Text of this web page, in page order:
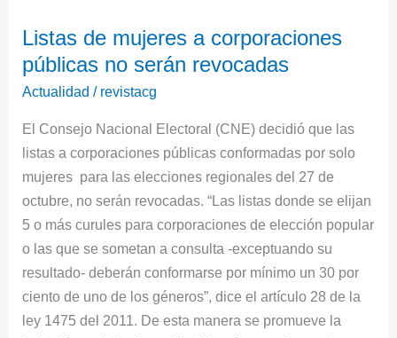
Listas de mujeres a corporaciones
públicas no serán revocadas
Actualidad / revistacg
El Consejo Nacional Electoral (CNE) decidió que las
listas a corporaciones públicas conformadas por solo
mujeres para las elecciones regionales del 27 de
octubre, no serán revocadas. “Las listas donde se elijan
5 o más curules para corporaciones de elección popular
o las que se sometan a consulta -exceptuando su
resultado- deberán conformarse por mínimo un 30 por
ciento de uno de los géneros”, dice el artículo 28 de la
ley 1475 del 2011. De esta manera se promueve la
de
mujeres
a
públicas
no
serán
revocadas